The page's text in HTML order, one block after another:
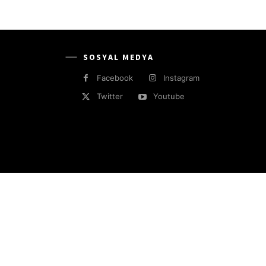
SOSYAL MEDYA
Facebook
Instagram
Twitter
Youtube